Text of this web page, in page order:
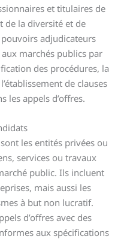
et titulaires de
de la diversité et de
adjudicateurs
marchés publics par
des procédures, la
de clauses
les appels d’offres.
sont les entités privées ou
services ou travaux
public. Ils incluent
mais aussi les
à but non lucratif.
d’offres avec des
aux spécifications